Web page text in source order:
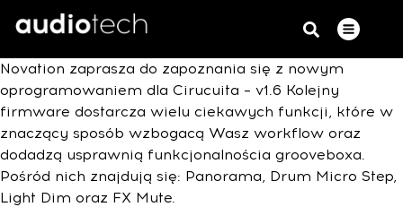
Novation zaprasza do zapoznania się z nowym
oprogramowaniem dla Cirucuita – v1.6 Kolejny
firmware dostarcza wielu ciekawych funkcji, które w
znaczący sposób wzbogacą Wasz workflow oraz
dodadzą usprawnią funkcjonalnościa grooveboxa.
Pośród nich znajdują się: Panorama, Drum Micro Step,
Light Dim oraz FX Mute.